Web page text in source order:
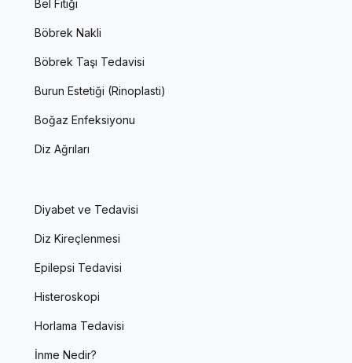
Bel Fıtığı
Böbrek Nakli
Böbrek Taşı Tedavisi
Burun Estetiği (Rinoplasti)
Boğaz Enfeksiyonu
Diz Ağrıları
Diyabet ve Tedavisi
Diz Kireçlenmesi
Epilepsi Tedavisi
Histeroskopi
Horlama Tedavisi
İnme Nedir?